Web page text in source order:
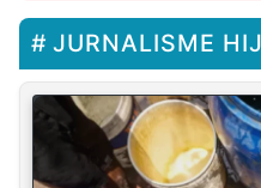
JURNALISME